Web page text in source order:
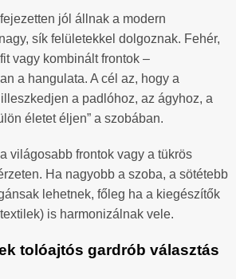
jól állnak a modern
sík felületekkel dolgoznak. Fehér,
vagy kombinált frontok –
a hangulata. A cél az, hogy a
illeszkedjen a padlóhoz, az ágyhoz, a
életet éljen” a szobában.
világosabb frontok vagy a tükrös
Ha nagyobb a szoba, a sötétebb
lehetnek, főleg ha a kiegészítők
is harmonizálnak vele.
tolóajtós gardrób választás